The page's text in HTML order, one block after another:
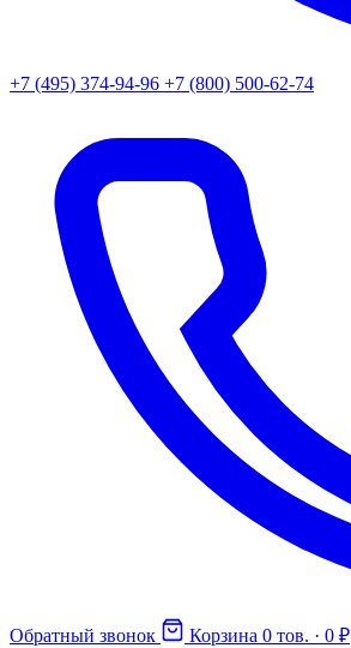
+7 (495) 374-94-96 +7 (800) 500-62-74
Обратный звонок Корзина 0 тов. · 0 ₽